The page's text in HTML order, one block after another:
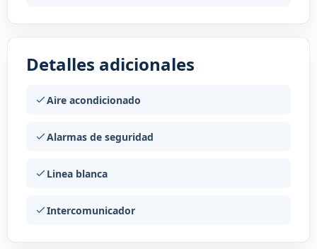
Detalles adicionales
Aire acondicionado
Alarmas de seguridad
Linea blanca
Intercomunicador